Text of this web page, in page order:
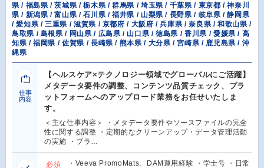
県 / 福島県 / 茨城県 / 栃木県 / 群馬県 / 埼玉県 / 千葉県 / 東京都 / 神奈川
県 / 新潟県 / 富山県 / 石川県 / 福井県 / 山梨県 / 長野県 / 岐阜県 / 静岡県
/ 愛知県 / 三重県 / 滋賀県 / 京都府 / 大阪府 / 兵庫県 / 奈良県 / 和歌山県 /
鳥取県 / 島根県 / 岡山県 / 広島県 / 山口県 / 徳島県 / 香川県 / 愛媛県 / 高
知県 / 福岡県 / 佐賀県 / 長崎県 / 熊本県 / 大分県 / 宮崎県 / 鹿児島県 / 沖
縄県
仕事
内容
【ヘルスケア×テクノロジー領域でグローバルにご活躍】
メタデータ要件の調整、コンテンツ品質チェック、プラ
ットフォームへのアップロード業務をお任せいたしま
す。
＜主な仕事内容＞ ・メタデータ要件やソースファイルの完全
性に関する調整 ・定期的なクリーンアップ・データ管理活動
の実施 ・ブラ…
必須
・Veeva PromoMats、DAM運用経験 ・学士号 ・日常